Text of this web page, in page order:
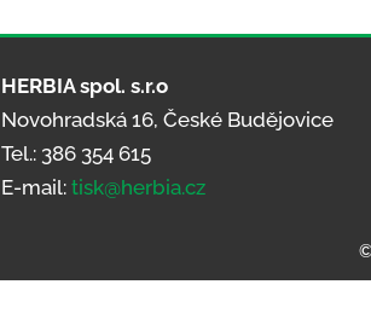
HERBIA spol. s.r.o
Novohradská 16, České Budějovice
Tel.: 386 354 615
E-mail:tisk@herbia.cz